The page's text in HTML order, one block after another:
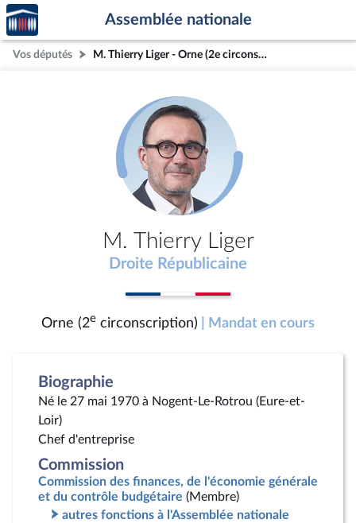
Aller au contenu
Aller en bas de la page
Accèder
à la
page
d'accueil
Assemblée nationale
Vos députés M. Thierry Liger - Orne (2e circonscription)
M. Thierry Liger
Droite Républicaine
Orne (2e circonscription) | Mandat en cours
Biographie
Né le 27 mai 1970 à Nogent-Le-Rotrou (Eure-et-
Loir)
Chef d'entreprise
Commission
Commission des finances, de l'économie générale
et du contrôle budgétaire (Membre)
autres fonctions à l'Assemblée nationale